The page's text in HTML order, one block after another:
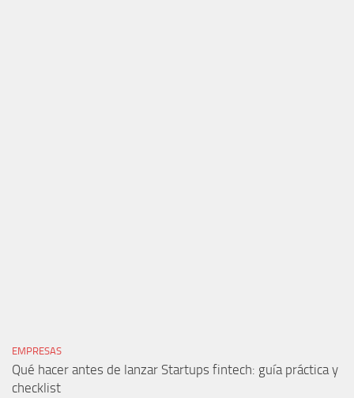
EMPRESAS
Qué hacer antes de lanzar Startups fintech: guía práctica y
checklist